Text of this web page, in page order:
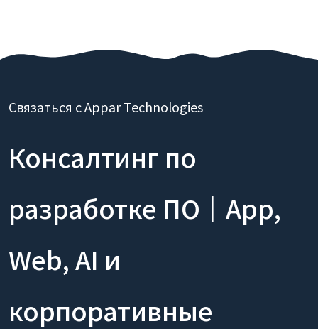
Связаться с Appar Technologies
Консалтинг по
разработке ПО｜App,
Web, AI и
корпоративные